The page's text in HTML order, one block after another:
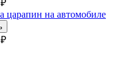
₽
царапин на автомобиле
₽